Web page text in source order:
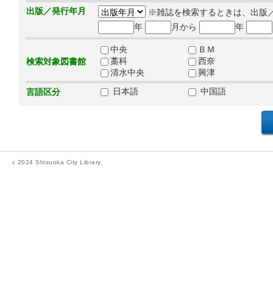
出版／発行年月
※雑誌を検索するときは、出版
年
月から 年
検索対象図書館
中央
ＢＭ
藁科
西奈
清水中央
興津
言語区分
日本語 中国語
c 2024 Shizuoka City Library.